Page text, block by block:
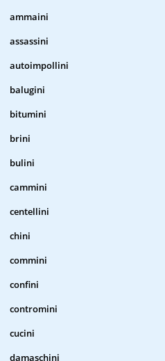
ammaini
assassini
autoimpollini
balugini
bitumini
brini
bulini
cammini
centellini
chini
commini
confini
contromini
cucini
damaschini